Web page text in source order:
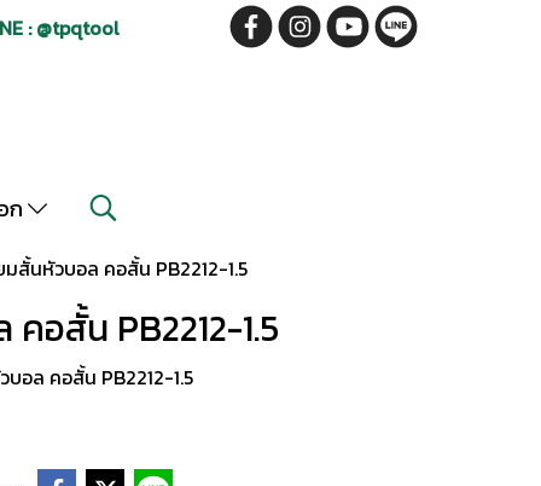
: @tpqtool
ก
มสั้นหัวบอล คอสั้น PB2212-1.5
อสั้น PB2212-1.5
บอล คอสั้น PB2212-1.5